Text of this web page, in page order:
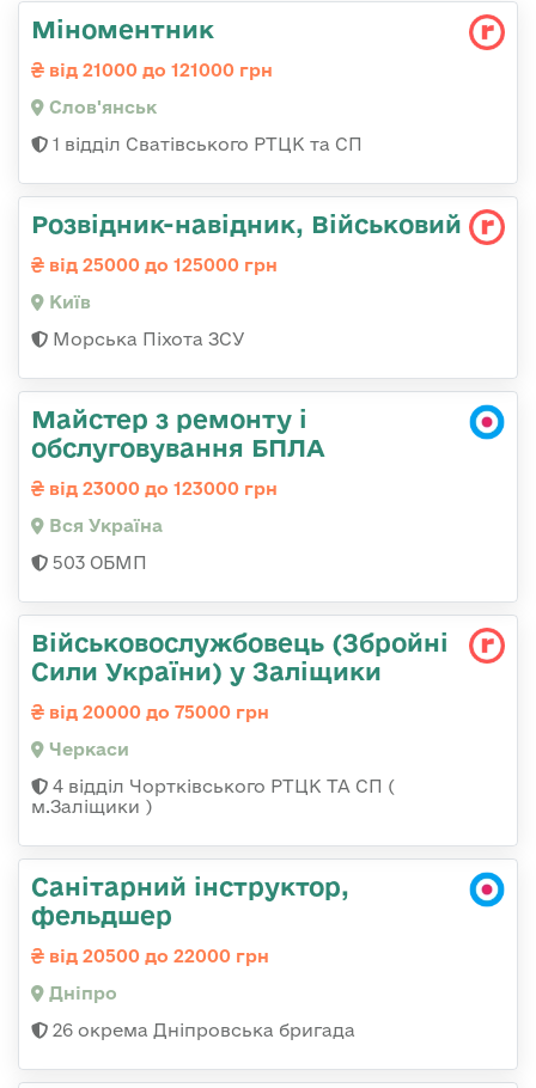
Міноментник
від 21000 до 121000 грн
Слов'янськ
1 відділ Сватівського РТЦК та СП
Розвідник-навідник, Військовий
від 25000 до 125000 грн
Київ
Морська Піхота ЗСУ
Майстер з ремонту і
обслуговування БПЛА
від 23000 до 123000 грн
Вся Україна
503 ОБМП
Військовослужбовець (Збройні
Сили України) у Заліщики
від 20000 до 75000 грн
Черкаси
4 відділ Чортківського РТЦК ТА СП (
м.Заліщики )
Санітарний інструктор,
фельдшер
від 20500 до 22000 грн
Дніпро
26 окрема Дніпровська бригада